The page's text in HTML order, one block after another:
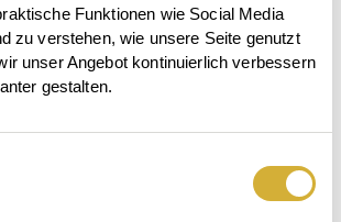
Funktionen wie Social Media
zu verstehen, wie unsere Seite genutzt
unser Angebot kontinuierlich verbessern
gestalten.